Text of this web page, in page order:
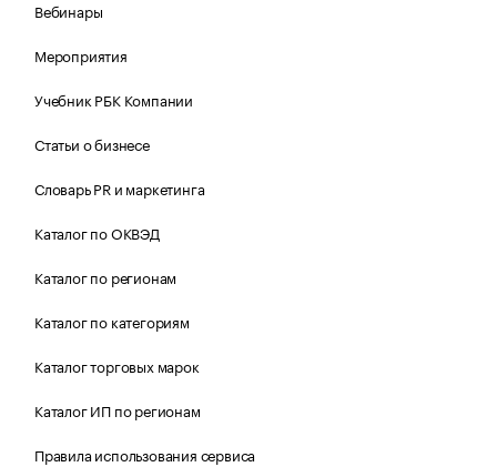
Вебинары
Мероприятия
Учебник РБК Компании
Статьи о бизнесе
Словарь PR и маркетинга
Каталог по ОКВЭД
Каталог по регионам
Каталог по категориям
Каталог торговых марок
Каталог ИП по регионам
Правила использования сервиса